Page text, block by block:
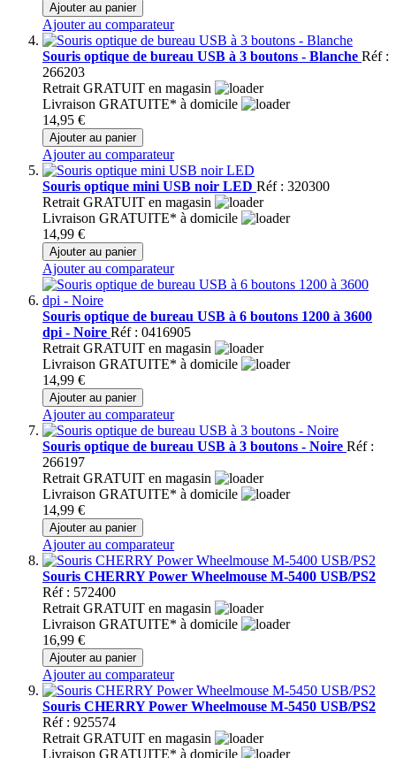
Ajouter au panier
Ajouter au comparateur
Souris optique de bureau USB à 3 boutons - Blanche Réf :
266203
Retrait GRATUIT en magasin
Livraison GRATUITE* à domicile
14,95 €
Ajouter au panier
Ajouter au comparateur
Souris optique mini USB noir LED Réf : 320300
Retrait GRATUIT en magasin
Livraison GRATUITE* à domicile
14,99 €
Ajouter au panier
Ajouter au comparateur
Souris optique de bureau USB à 6 boutons 1200 à 3600
dpi - Noire Réf : 0416905
Retrait GRATUIT en magasin
Livraison GRATUITE* à domicile
14,99 €
Ajouter au panier
Ajouter au comparateur
Souris optique de bureau USB à 3 boutons - Noire Réf :
266197
Retrait GRATUIT en magasin
Livraison GRATUITE* à domicile
14,99 €
Ajouter au panier
Ajouter au comparateur
Souris CHERRY Power Wheelmouse M-5400 USB/PS2
Réf : 572400
Retrait GRATUIT en magasin
Livraison GRATUITE* à domicile
16,99 €
Ajouter au panier
Ajouter au comparateur
Souris CHERRY Power Wheelmouse M-5450 USB/PS2
Réf : 925574
Retrait GRATUIT en magasin
Livraison GRATUITE* à domicile